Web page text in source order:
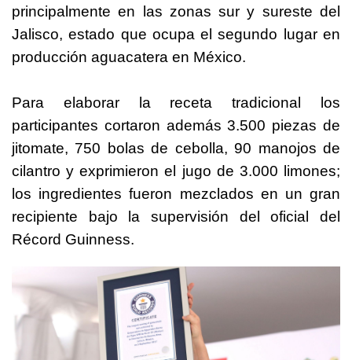
principalmente en las zonassur y sureste del
Jalisco, estado que ocupa el segundo lugar en
producción aguacatera en México.
Para elaborar la receta tradicional los
participantes cortaron además 3.500 piezas de
jitomate, 750 bolas de cebolla, 90 manojos de
cilantro y exprimieron el jugo de 3.000 limones;
los ingredientes fueron mezclados en un gran
recipiente bajo la supervisión del oficial del
Récord Guinness.